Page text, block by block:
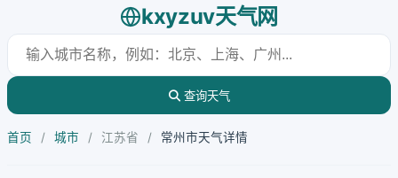
kxyzuv天气网
查询天气
首页 / 城市 / 江苏省 / 常州市天气详情